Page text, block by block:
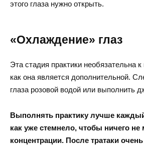
этого глаза нужно открыть.
«Охлаждение» глаз
Эта стадия практики необязательна
как она является дополнительной.
глаза розовой водой или выполнить
Выполнять практику лучше
как уже стемнело, чтобы ничего
концентрации. После тратаки